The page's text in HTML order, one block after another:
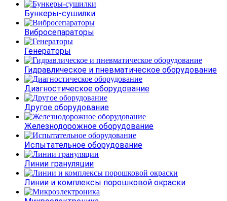
Бункеры-сушилки
Вибросепараторы
Генераторы
Гидравлическое и пневматическое оборудование
Диагностическое оборудование
Другое оборудование
Железнодорожное оборудование
Испытательное оборудование
Линии грануляции
Линии и комплексы порошковой окраски